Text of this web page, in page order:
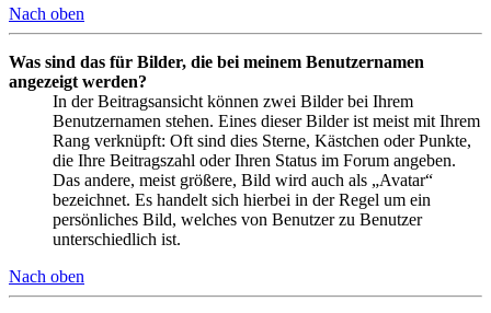
Nach oben
Was sind das für Bilder, die bei meinem Benutzernamen
angezeigt werden?
In der Beitragsansicht können zwei Bilder bei Ihrem
Benutzernamen stehen. Eines dieser Bilder ist meist mit Ihrem
Rang verknüpft: Oft sind dies Sterne, Kästchen oder Punkte,
die Ihre Beitragszahl oder Ihren Status im Forum angeben.
Das andere, meist größere, Bild wird auch als „Avatar“
bezeichnet. Es handelt sich hierbei in der Regel um ein
persönliches Bild, welches von Benutzer zu Benutzer
unterschiedlich ist.
Nach oben